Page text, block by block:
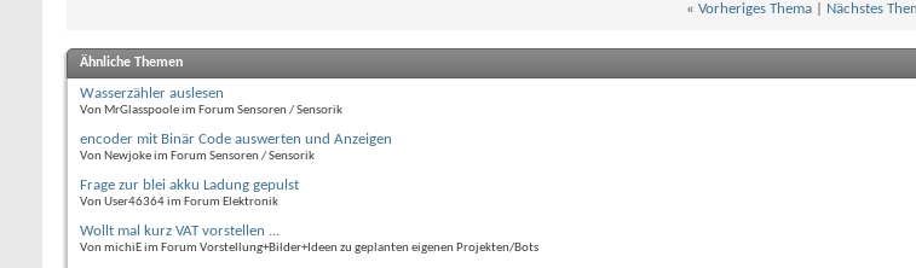
On Timer0 Ontimer0overflow
Config Adc = Single , Prescaler = Auto , Reference = Avcc
Start Adc
Cursor Off Noblink
« Vorheriges Thema| Nächstes
Ähnliche Themen
Wasserzähler auslesen
Von MrGlasspoole im Forum Sensoren / Sensorik
encoder mit Binär Code auswerten und Anzeigen
Von Newjoke im Forum Sensoren / Sensorik
Frage zur blei akku Ladung gepulst
Von User46364 im Forum Elektronik
Wollt mal kurz VAT vorstellen ...
Von michiE im Forum Vorstellung+Bilder+Ideen zu geplanten eigenen Projekten/Bots